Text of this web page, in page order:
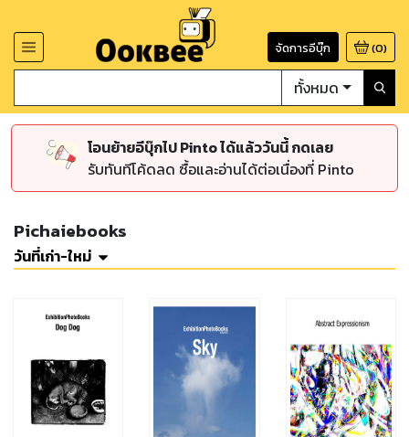
จัดการอีบุ๊ก (0)
ทั้งหมด
โอนย้ายอีบุ๊กไป Pinto ได้แล้ววันนี้ กดเลย
รับทันทีโค้ดลด ซื้อและอ่านได้ต่อเนื่องที่ Pinto
Pichaiebooks
วันที่เก่า-ใหม่